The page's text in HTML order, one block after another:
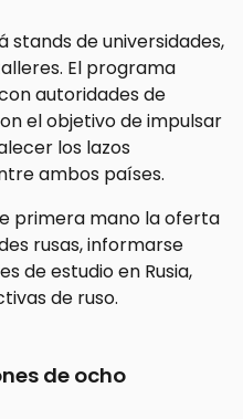
stands de universidades,
El programa
autoridades de
el objetivo de impulsar
los lazos
ambos países.
primera mano la oferta
rusas, informarse
de estudio en Rusia,
de ruso.
de ocho